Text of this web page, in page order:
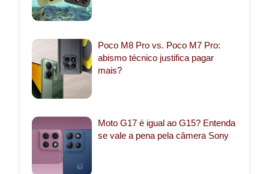
Poco M8 Pro vs. Poco M7 Pro:
abismo técnico justifica pagar
mais?
Moto G17 é igual ao G15? Entenda
se vale a pena pela câmera Sony